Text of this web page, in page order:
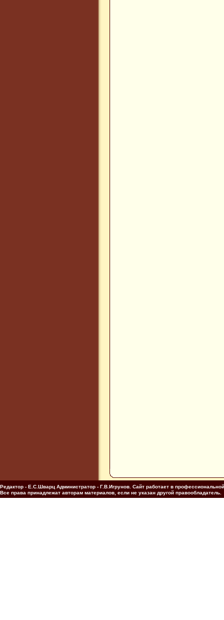
Редактор - Е.С.Шварц Администратор - Г.В.Игрунов. Сайт работает в
Все права принадлежат авторам материалов, если не указан другой правообладатель.